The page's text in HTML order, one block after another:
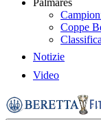
Palmares
Coppe
Notizie
Video